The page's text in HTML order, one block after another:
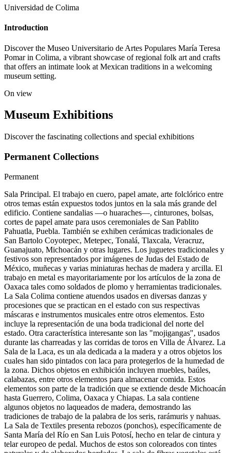
Universidad de Colima
Introduction
Discover the Museo Universitario de Artes Populares María Teresa
Pomar in Colima, a vibrant showcase of regional folk art and crafts
that offers an intimate look at Mexican traditions in a welcoming
museum setting.
On view
Museum Exhibitions
Discover the fascinating collections and special exhibitions
Permanent Collections
Permanent
Sala Principal. El trabajo en cuero, papel amate, arte folclórico entre
otros temas están expuestos todos juntos en la sala más grande del
edificio. Contiene sandalias —o huaraches—, cinturones, bolsas,
cortes de papel amate para usos ceremoniales de San Pablito
Pahuatla, Puebla. También se exhiben cerámicas tradicionales de
San Bartolo Coyotepec, Metepec, Tonalá, Tlaxcala, Veracruz,
Guanajuato, Michoacán y otras lugares. Los juguetes tradicionales y
festivos son representados por imágenes de Judas del Estado de
México, muñecas y varias miniaturas hechas de madera y arcilla. El
trabajo en metal es mayoritariamente por los artículos de la zona de
Oaxaca tales como soldados de plomo y herramientas tradicionales.
La Sala Colima contiene atuendos usados en diversas danzas y
procesiones que se practican en el estado con sus respectivas
máscaras e instrumentos musicales entre otros elementos. Esto
incluye la representación de una boda tradicional del norte del
estado. Otra característica interesante son las "mojigangas", usados
durante las charreadas y las corridas de toros en Villa de Álvarez. La
Sala de la Laca, es un ala dedicada a la madera y a otros objetos los
cuales han sido pintados con laca para protegerlos de la humedad de
la zona. Dichos objetos en exhibición incluyen muebles, baúles,
calabazas, entre otros elementos para almacenar comida. Estos
elementos son parte de la tradición que se extiende desde Michoacán
hasta Guerrero, Colima, Oaxaca y Chiapas. La sala contiene
algunos objetos no laqueados de madera, demostrando las
tradiciones de trabajo de la palabra de los seris, rarámuris y nahuas.
La Sala de Textiles presenta rebozos (ponchos), específicamente de
Santa María del Río en San Luis Potosí, hecho en telar de cintura y
telar europeo de pedal. Muchos de estos son coloreados con tintes